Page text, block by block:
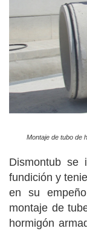
Montaje de tubo de
Dismontub se
fundición y
en su
montaje de
hormigón